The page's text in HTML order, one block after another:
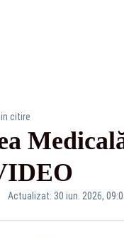
citire
Actualizat: 30 iun. 2026,